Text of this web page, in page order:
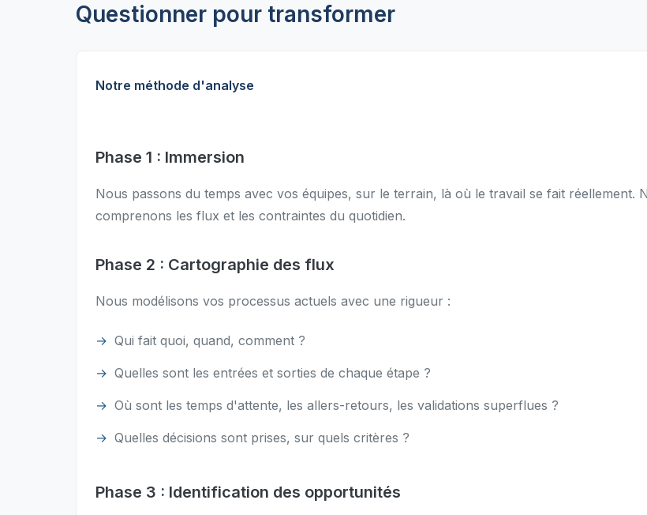
Questionner pour transformer
Notre méthode d'analyse
Phase 1 : Immersion
Nous passons du temps avec vos équipes, sur le terrain, là où le travail se fait réellement.
comprenons les flux et les contraintes du quotidien.
Phase 2 : Cartographie des flux
Nous modélisons vos processus actuels avec une rigueur :
Qui fait quoi, quand, comment ?
Quelles sont les entrées et sorties de chaque étape ?
Où sont les temps d'attente, les allers-retours, les validations superflues ?
Quelles décisions sont prises, sur quels critères ?
Phase 3 : Identification des opportunités